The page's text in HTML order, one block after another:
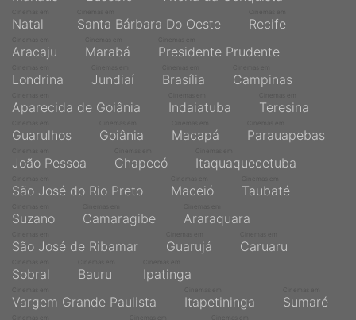
Natal Santa Bárbara Do Oeste Recife
Aracaju Marabá Presidente Prudente
Londrina Jundiaí Brasília Campinas
Aparecida de Goiânia Indaiatuba Teresina
Guarulhos Goiânia Macapá Parauapebas
João Pessoa Chapecó Itaquaquecetuba
São José do Rio Preto Maceió Taubaté
Suzano Camaragibe Araraquara
São José de Ribamar Guarujá Caruaru
Sobral Bauru Ipatinga
Vargem Grande Paulista Itapetininga Sumaré